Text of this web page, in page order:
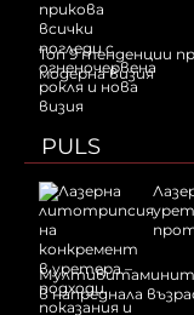
Топ 9 тенденции
модерна визия
PULS
в напреднала